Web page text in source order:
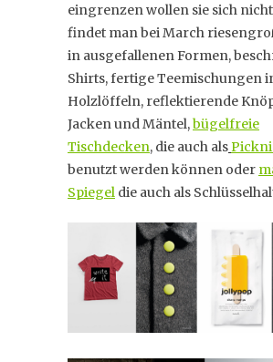
eingrenzen wollen sie sich
findet man bei March
in ausgefallenen Formen,
Shirts, fertige Teemischungen
Holzlöffeln, reflektierende
Jacken und Mäntel,bügelfreie
Tischdecken, die auch als
benutzt werden können oder
Spiegel die auch als